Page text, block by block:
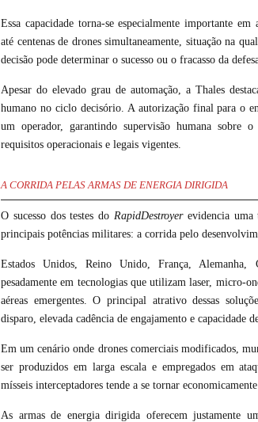
Essa capacidade torna-se especialmente importante em
até centenas de drones simultaneamente, situação na
decisão pode determinar o sucesso ou o fracasso da
Apesar do elevado grau de automação, a Thales
humano no ciclo decisório. A autorização final para o
um operador, garantindo supervisão humana sobre
requisitos operacionais e legais vigentes.
A CORRIDA PELAS ARMAS DE ENERGIA DIRIGIDA
O sucesso dos testes do RapidDestroyer evidencia uma
principais potências militares: a corrida pelo
Estados Unidos, Reino Unido, França,
pesadamente em tecnologias que utilizam laser, micro-
aéreas emergentes. O principal atrativo dessas
disparo, elevada cadência de engajamento e capacidade
Em um cenário onde drones comerciais modificados,
ser produzidos em larga escala e empregados em
mísseis interceptadores tende a se tornar
As armas de energia dirigida oferecem justamente